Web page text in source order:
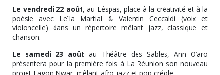
Le vendredi 22 août, au Léspas, place à la créativité et à la
poésie avec Leïla Martial & Valentin Ceccaldi (voix et
violoncelle) dans un répertoire mêlant jazz, classique et
chanson.
Le samedi 23 août au Théâtre des Sables, Ann O’aro
présentera pour la première fois à La Réunion son nouveau
projet Lagon Nwar, mêlant afro-jazz et pop créole.